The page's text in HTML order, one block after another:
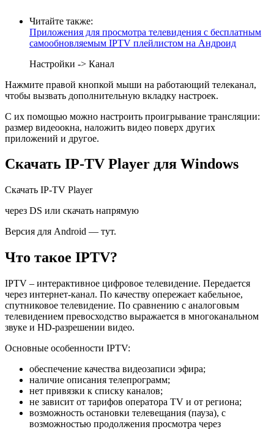
Читайте также:
Приложения для просмотра телевидения с бесплатным
самообновляемым IPTV плейлистом на Андроид
Настройки -> Канал
Нажмите правой кнопкой мыши на работающий телеканал,
чтобы вызвать дополнительную вкладку настроек.
С их помощью можно настроить проигрывание трансляции:
размер видеоокна, наложить видео поверх других
приложений и другое.
Скачать IP-TV Player для Windows
Скачать IP-TV Player
через DS или скачать напрямую
Версия для Android — тут.
Что такое IPTV?
IPTV – интерактивное цифровое телевидение. Передается
через интернет-канал. По качеству опережает кабельное,
спутниковое телевидение. По сравнению с аналоговым
телевидением превосходство выражается в многоканальном
звуке и HD-разрешении видео.
Основные особенности IPTV:
обеспечение качества видеозаписи эфира;
наличие описания телепрограмм;
нет привязки к списку каналов;
не зависит от тарифов оператора TV и от региона;
возможность остановки телевещания (пауза), с
возможностью продолжения просмотра через